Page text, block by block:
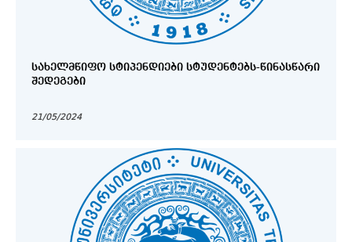
ᲡᲐᲮᲔᲚᲛᲬᲘᲤᲝ ᲡᲢᲘᲞᲔᲜᲓᲘᲔᲑᲘ ᲡᲢᲣᲓᲔᲜᲢᲔᲑᲡ-ᲬᲘᲜᲐᲡᲬᲐᲠᲘ
ᲨᲔᲓᲔᲒᲔᲑᲘ
21/05/2024